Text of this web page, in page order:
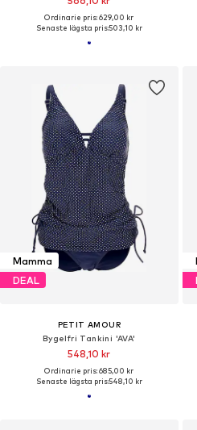
Ordinarie pris: 629,00 kr
Senaste lägsta pris:503,10 kr
Mamma
DEAL
PETIT AMOUR
Bygelfri Tankini 'AVA'
548,10 kr
Ordinarie pris: 685,00 kr
Senaste lägsta pris:548,10 kr